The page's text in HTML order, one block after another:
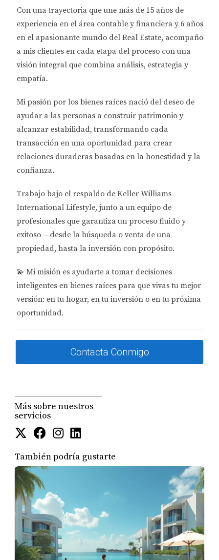
principales.
Servicios cercanos como supermercados,
hospitales y parques.
Tendencias demográficas y crecimiento
poblacional.
Una buena ubicación no solo atraerá inquilinos, sino
que también puede aumentar el valor de reventa de
bien mantenido siempre será más atractivo para los
arrendatarios.
Mercado Local
El análisis del mercado local es vital para entender
el entorno competitivo. Investigar el historial de
clara sobre lo que puedes esperar. Considera:
Precios promedio de alquiler en comparación
con propiedades similares.
Tasas de vacantes en el área.
Crecimiento del mercado inmobiliario.
regulaciones.
Un mercado local saludable puede ofrecerte
oportunidades significativas para maximizar tus
ingresos por alquiler.
Características de la Propiedad
Las características específicas de la propiedad
incluyen:
Estado general del inmueble (necesita
Servicios adicionales como piscina, gimnasio o
áreas comunes.
Estilo arquitectónico y atractivo visual.
Una propiedad bien cuidada y con características
deseables no solo atraerá inquilinos rápidamente,
sino que también te permitirá cobrar un alquiler más
alto.
Con una trayectoria que une más de 15 años de
experiencia en el área contable y financiera y 6 años
en el apasionante mundo del Real Estate, acompaño
a mis clientes en cada etapa del proceso con una
visión integral que combina análisis, estrategia y
empatía.
Mi pasión por los bienes raíces nació del deseo de
ayudar a las personas a construir patrimonio y
alcanzar estabilidad, transformando cada
transacción en una oportunidad para crear
relaciones duraderas basadas en la honestidad y la
confianza.
Trabajo bajo el respaldo de Keller Williams
International Lifestyle, junto a un equipo de
profesionales que garantiza un proceso fluido y
exitoso —desde la búsqueda o venta de una
propiedad, hasta la inversión con propósito.
💫 Mi misión es ayudarte a tomar decisiones
inteligentes en bienes raíces para que vivas tu mejor
versión: en tu hogar, en tu inversión o en tu próxima
oportunidad.
Contacta Conmigo
Más sobre nuestros
servicios
También podría gustarte